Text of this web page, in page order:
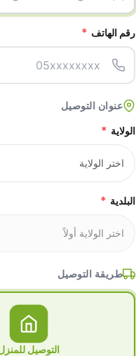
رقم الهاتف *
عنوان التوصيل
الولاية *
البلدية *
طريقة التوصيل
التوصيل